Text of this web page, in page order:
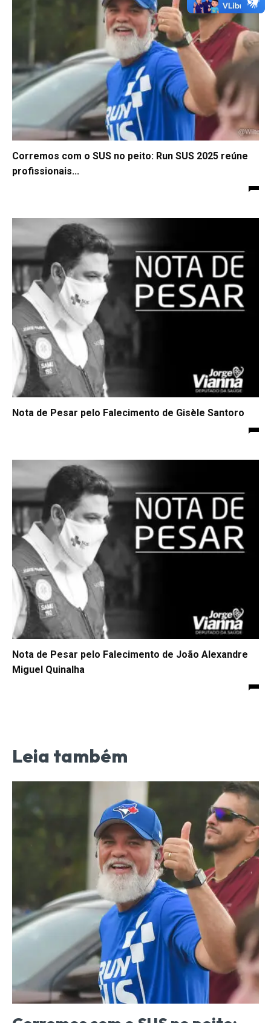
Corremos com o SUS no peito: Run SUS 2025 reúne
profissionais...
Nota de Pesar pelo Falecimento de Gisèle Santoro
Nota de Pesar pelo Falecimento de João Alexandre
Miguel Quinalha
Leia também